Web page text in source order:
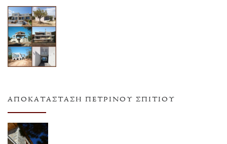
ΑΠΟΚΑΤΆΣΤΑΣΗ ΠΈΤΡΙΝΟΥ ΣΠΙΤΙΟΎ